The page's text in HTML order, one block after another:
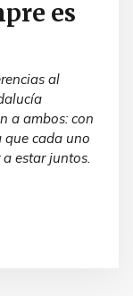
es
al
a ambos: con
que cada uno
estar juntos.